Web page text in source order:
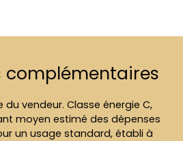
complémentaires
vendeur. Classe énergie C,
moyen estimé des dépenses
un usage standard, établi à